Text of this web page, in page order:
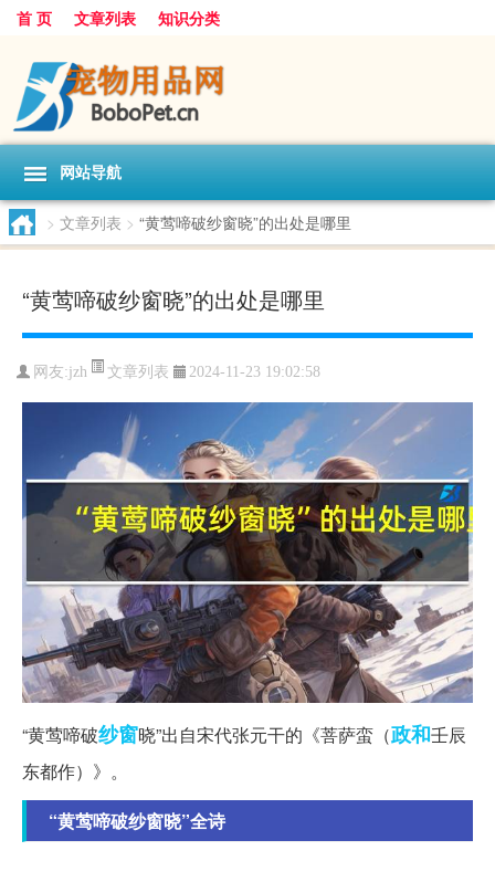
首 页 文章列表 知识分类
网站导航
> 文章列表 > “黄莺啼破纱窗晓”的出处是哪里
“黄莺啼破纱窗晓”的出处是哪里
网友:jzh 文章列表 2024-11-23 19:02:58
“黄莺啼破纱窗晓”出自宋代张元干的《菩萨蛮（政和壬辰
东都作）》。
“黄莺啼破纱窗晓”全诗